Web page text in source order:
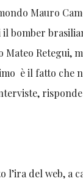
Mauro
bomber
Retegui,
è il fatto che
l’ira del web,